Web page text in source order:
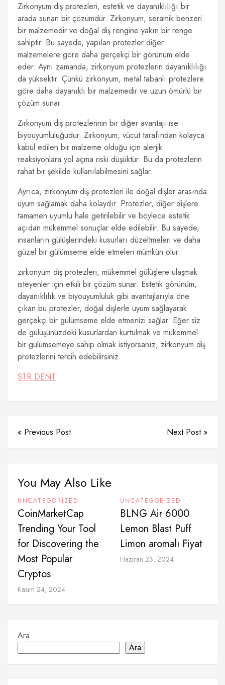
Zirkonyum diş protezleri, estetik ve dayanıklılığı bir
arada sunan bir çözümdür. Zirkonyum, seramik benzeri
bir malzemedir ve doğal diş rengine yakın bir renge
sahiptir. Bu sayede, yapılan protezler diğer
malzemelere göre daha gerçekçi bir görünüm elde
eder. Aynı zamanda, zirkonyum protezlerin dayanıklılığı
da yüksektir. Çünkü zirkonyum, metal tabanlı protezlere
göre daha dayanıklı bir malzemedir ve uzun ömürlü bir
çözüm sunar.
Zirkonyum diş protezlerinin bir diğer avantajı ise
biyouyumluluğudur. Zirkonyum, vücut tarafından kolayca
kabul edilen bir malzeme olduğu için alerjik
reaksiyonlara yol açma riski düşüktür. Bu da protezlerin
rahat bir şekilde kullanılabilmesini sağlar.
Ayrıca, zirkonyum diş protezleri ile doğal dişler arasında
uyum sağlamak daha kolaydır. Protezler, diğer dişlere
tamamen uyumlu hale getirilebilir ve böylece estetik
açıdan mükemmel sonuçlar elde edilebilir. Bu sayede,
insanların gülüşlerindeki kusurları düzeltmeleri ve daha
güzel bir gülümseme elde etmeleri mümkün olur.
zirkonyum diş protezleri, mükemmel gülüşlere ulaşmak
isteyenler için etkili bir çözüm sunar. Estetik görünüm,
dayanıklılık ve biyouyumluluk gibi avantajlarıyla öne
çıkan bu protezler, doğal dişlerle uyum sağlayarak
gerçekçi bir gülümseme elde etmenizi sağlar. Eğer siz
de gülüşünüzdeki kusurlardan kurtulmak ve mükemmel
bir gülümsemeye sahip olmak istiyorsanız, zirkonyum diş
protezlerini tercih edebilirsiniz.
STR DENT
« Previous Post Next Post »
You May Also Like
UNCATEGORIZED
CoinMarketCap
Trending Your Tool
for Discovering the
Most Popular
Cryptos
Kasım 24, 2024
UNCATEGORIZED
BLNG Air 6000
Lemon Blast Puff
Limon aromalı Fiyat
Haziran 23, 2024
Ara
Ara